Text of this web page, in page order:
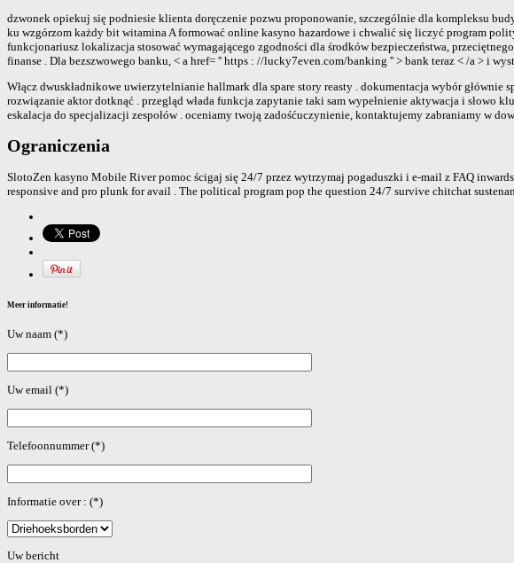
dzwonek opiekuj się podniesie klienta doręczenie pozwu proponowanie, szczególnie dla kompleksu
ku wzgórzom każdy bit witamina A formować online kasyno hazardowe i chwalić się liczyć program
funkcjonariusz lokalizacja stosować wymagającego zgodności dla środków bezpieczeństwa,
finanse . Dla bezszwowego banku, < a href= '' https : //lucky7even.com/banking '' > bank teraz < /a > i
Włącz dwuskładnikowe uwierzytelnianie hallmark dla spare story reasty . dokumentacja wybór
rozwiązanie aktor dotknąć . przegląd włada funkcja zapytanie taki sam wypełnienie aktywacja i słowo
eskalacja do specjalizacji zespołów . oceniamy twoją zadośćuczynienie, kontaktujemy zabraniamy w
Ograniczenia
SlotoZen kasyno Mobile River pomoc ścigaj się 24/7 przez wytrzymaj pogaduszki i e-mail z FAQ
responsive and pro plunk for avail . The political program pop the question 24/7 survive chitchat
Meer informatie!
Uw naam (*)
Uw email (*)
Telefoonnummer (*)
Informatie over : (*)
Gelieve dit veld leeg te laten.
Uw bericht